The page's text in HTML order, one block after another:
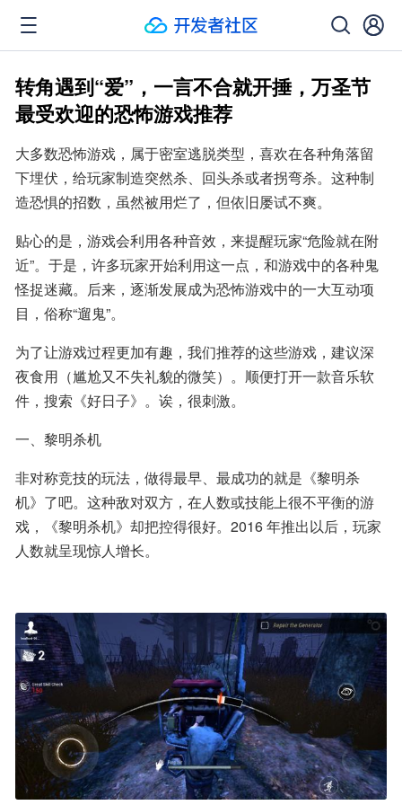
转角遇到“爱”，一言不合就开捶，万圣节
最受欢迎的恐怖游戏推荐
大多数恐怖游戏，属于密室逃脱类型，喜欢在各种角落留
下埋伏，给玩家制造突然杀、回头杀或者拐弯杀。这种制
造恐惧的招数，虽然被用烂了，但依旧屡试不爽。
贴心的是，游戏会利用各种音效，来提醒玩家“危险就在附
近”。于是，许多玩家开始利用这一点，和游戏中的各种鬼
怪捉迷藏。后来，逐渐发展成为恐怖游戏中的一大互动项
目，俗称“遛鬼”。
为了让游戏过程更加有趣，我们推荐的这些游戏，建议深
夜食用（尴尬又不失礼貌的微笑）。顺便打开一款音乐软
件，搜索《好日子》。诶，很刺激。
一、黎明杀机
非对称竞技的玩法，做得最早、最成功的就是《黎明杀
机》了吧。这种敌对双方，在人数或技能上很不平衡的游
戏，《黎明杀机》却把控得很好。2016 年推出以后，玩家
人数就呈现惊人增长。